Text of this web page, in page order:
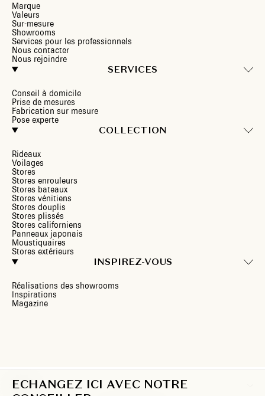
Marque
Valeurs
Sur-mesure
Showrooms
Services pour les professionnels
Nous contacter
Nous rejoindre
SERVICES
Conseil à domicile
Prise de mesures
Fabrication sur mesure
Pose experte
COLLECTION
Rideaux
Voilages
Stores
Stores enrouleurs
Stores bateaux
Stores vénitiens
Stores douplis
Stores plissés
Stores californiens
Panneaux japonais
Moustiquaires
Stores extérieurs
INSPIREZ-VOUS
Réalisations des showrooms
Inspirations
Magazine
FR
ECHANGEZ ICI AVEC NOTRE